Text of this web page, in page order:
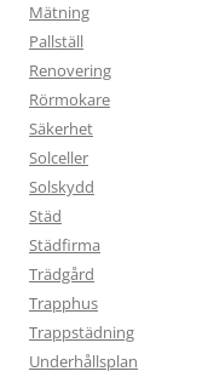
Mätning
Pallställ
Renovering
Rörmokare
Säkerhet
Solceller
Solskydd
Städ
Städfirma
Trädgård
Trapphus
Trappstädning
Underhållsplan